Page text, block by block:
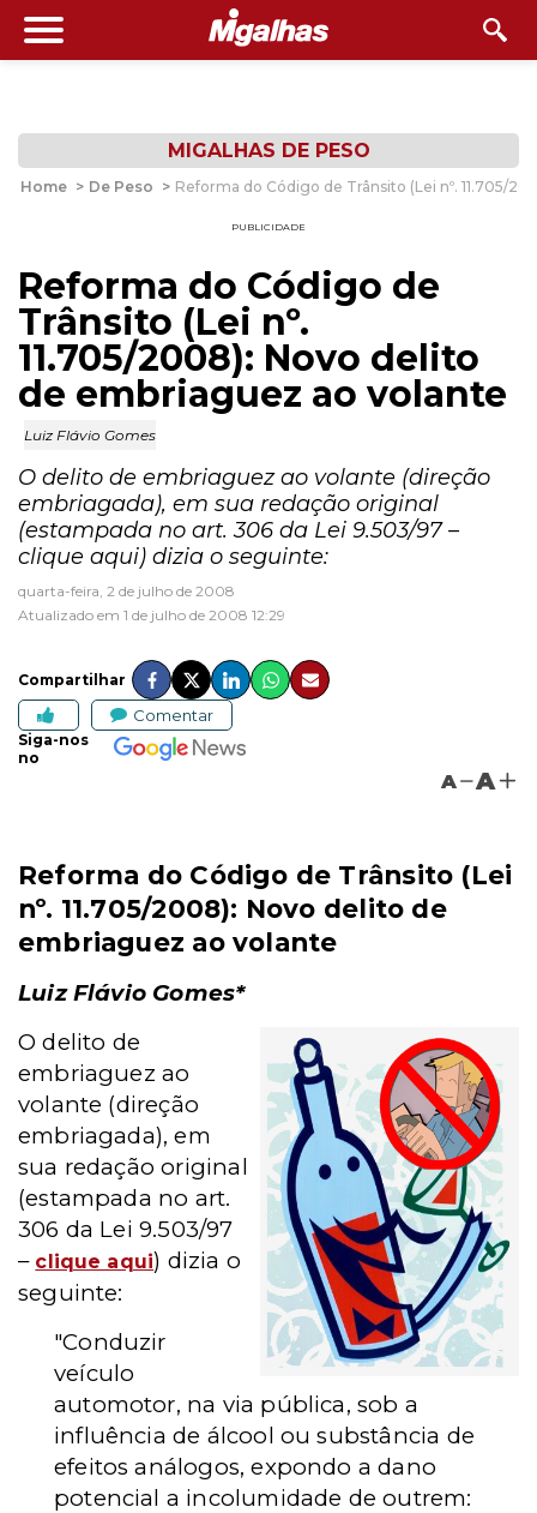
MIGALHAS DE PESO
Home > De Peso > Reforma do Código de Trânsito (Lei nº. 11.705/
PUBLICIDADE
Reforma do Código de
Trânsito (Lei nº.
11.705/2008): Novo delito
de embriaguez ao volante
Luiz Flávio Gomes
O delito de embriaguez ao volante (direção
embriagada), em sua redação original
(estampada no art. 306 da Lei 9.503/97 –
clique aqui) dizia o seguinte:
quarta-feira, 2 de julho de 2008
Atualizado em 1 de julho de 2008 12:29
Compartilhar
Comentar
Siga-nos
no
A A
Reforma do Código de Trânsito (Lei
nº. 11.705/2008): Novo delito de
embriaguez ao volante
Luiz Flávio Gomes*
O delito de
embriaguez ao
volante (direção
embriagada), em
sua redação original
(estampada no art.
306 da Lei 9.503/97
– clique aqui) dizia o
seguinte:
"Conduzir
veículo
automotor, na via pública, sob a
influência de álcool ou substância de
efeitos análogos, expondo a dano
potencial a incolumidade de outrem: